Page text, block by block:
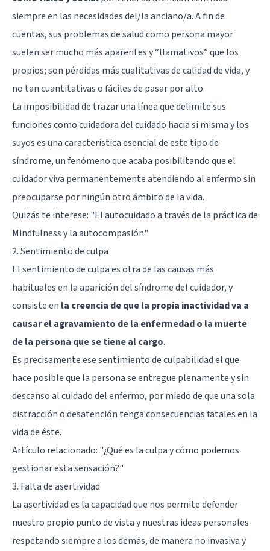
siempre en las necesidades del/la anciano/a. A fin de
cuentas, sus problemas de salud como persona mayor
suelen ser mucho más aparentes y “llamativos” que los
propios; son pérdidas más cualitativas de calidad de vida, y
no tan cuantitativas o fáciles de pasar por alto.
La imposibilidad de trazar una línea que delimite sus
funciones como cuidadora del cuidado hacia sí misma y los
suyos es una característica esencial de este tipo de
síndrome, un fenómeno que acaba posibilitando que el
cuidador viva permanentemente atendiendo al enfermo sin
preocuparse por ningún otro ámbito de la vida.
Quizás te interese: "El autocuidado a través de la práctica de
Mindfulness y la autocompasión"
2. Sentimiento de culpa
El sentimiento de culpa es otra de las causas más
habituales en la aparición del síndrome del cuidador, y
consiste en la creencia de que la propia inactividad va a
causar el agravamiento de la enfermedad o la muerte
de la persona que se tiene al cargo.
Es precisamente ese sentimiento de culpabilidad el que
hace posible que la persona se entregue plenamente y sin
descanso al cuidado del enfermo, por miedo de que una sola
distracción o desatención tenga consecuencias fatales en la
vida de éste.
Artículo relacionado: "¿Qué es la culpa y cómo podemos
gestionar esta sensación?"
3. Falta de asertividad
La asertividad es la capacidad que nos permite defender
nuestro propio punto de vista y nuestras ideas personales
respetando siempre a los demás, de manera no invasiva y